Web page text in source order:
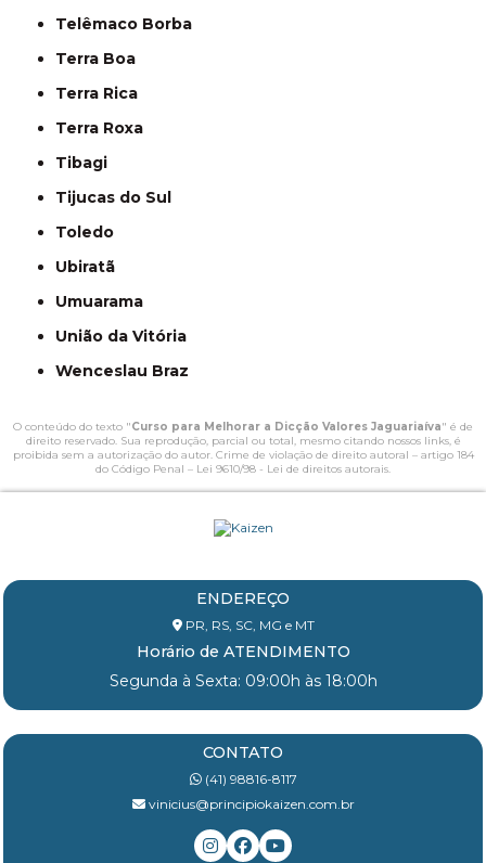
Telêmaco Borba
Terra Boa
Terra Rica
Terra Roxa
Tibagi
Tijucas do Sul
Toledo
Ubiratã
Umuarama
União da Vitória
Wenceslau Braz
O conteúdo do texto "Curso para Melhorar a Dicção Valores Jaguariaíva" é de
direito reservado. Sua reprodução, parcial ou total, mesmo citando nossos links, é
proibida sem a autorização do autor. Crime de violação de direito autoral – artigo 184
do Código Penal – Lei 9610/98 - Lei de direitos autorais.
ENDEREÇO
PR, RS, SC, MG e MT
Horário de ATENDIMENTO
Segunda à Sexta: 09:00h às 18:00h
CONTATO
(41) 98816-8117
vinicius@principiokaizen.com.br